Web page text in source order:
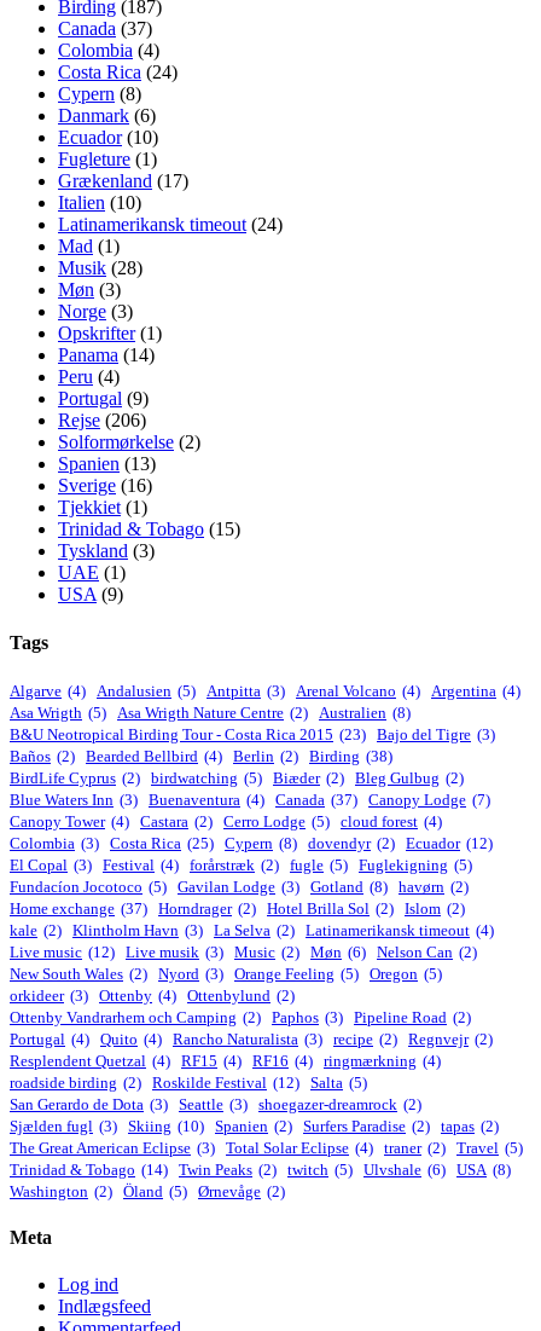
Birding (187)
Canada (37)
Colombia (4)
Costa Rica (24)
Cypern (8)
Danmark (6)
Ecuador(10)
Fugleture (1)
Grækenland (17)
Italien (10)
Latinamerikansk timeout (24)
Mad (1)
Musik (28)
Møn (3)
Norge (3)
Opskrifter(1)
Panama (14)
Peru (4)
Portugal (9)
Rejse (206)
Solformørkelse (2)
Spanien (13)
Sverige (16)
Tjekkiet (1)
Trinidad & Tobago (15)
Tyskland (3)
UAE (1)
USA (9)
Tags
Algarve (4) Andalusien (5) Antpitta (3) Arenal Volcano (4) Argentina (4)
Asa Wrigth (5) Asa Wrigth Nature Centre (2) Australien (8)
B&U Neotropical Birding Tour - Costa Rica 2015 (23) Bajo del Tigre (3)
Baños (2) Bearded Bellbird (4) Berlin (2) Birding (38)
BirdLife Cyprus (2) birdwatching (5) Biæder (2) Bleg Gulbug (2)
Blue Waters Inn (3) Buenaventura (4) Canada (37) Canopy Lodge (7)
Canopy Tower (4) Castara (2) Cerro Lodge (5) cloud forest (4)
Colombia (3) Costa Rica (25) Cypern (8) dovendyr (2) Ecuador (12)
El Copal (3) Festival (4) forårstræk (2) fugle (5) Fuglekigning (5)
Fundacíon Jocotoco (5) Gavilan Lodge (3) Gotland (8) havørn (2)
Home exchange (37) Horndrager (2) Hotel Brilla Sol (2) Islom (2)
kale (2) Klintholm Havn (3) La Selva (2) Latinamerikansk timeout (4)
Live music (12) Live musik (3) Music (2) Møn (6) Nelson Can (2)
New South Wales (2) Nyord (3) Orange Feeling (5) Oregon (5)
orkideer (3) Ottenby (4) Ottenbylund (2)
Ottenby Vandrarhem och Camping (2) Paphos (3) Pipeline Road (2)
Portugal (4) Quito (4) Rancho Naturalista (3) recipe (2) Regnvejr (2)
Resplendent Quetzal (4) RF15 (4) RF16 (4) ringmærkning (4)
roadside birding (2) Roskilde Festival (12) Salta (5)
San Gerardo de Dota (3) Seattle (3) shoegazer-dreamrock (2)
Sjælden fugl (3) Skiing (10) Spanien (2) Surfers Paradise (2) tapas (2)
The Great American Eclipse (3) Total Solar Eclipse (4) traner (2) Travel (5)
Trinidad & Tobago (14) Twin Peaks (2) twitch (5) Ulvshale (6) USA (8)
Washington (2) Öland (5) Ørnevåge (2)
Meta
Log ind
Indlægsfeed